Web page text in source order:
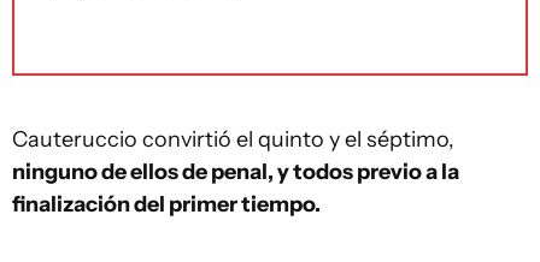
Cauteruccio convirtió el quinto y el séptimo,
ninguno de ellos de penal, y todos previo a la
finalización del primer tiempo.